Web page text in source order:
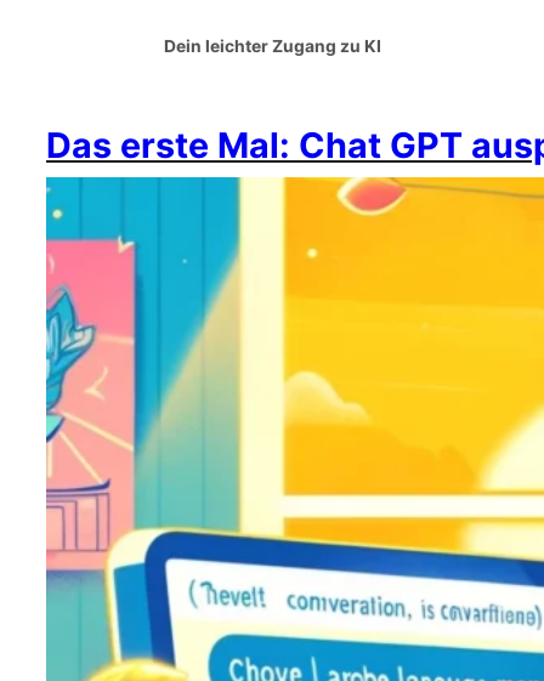
Dein leichter Zugang zu KI
Das erste Mal: Chat GPT